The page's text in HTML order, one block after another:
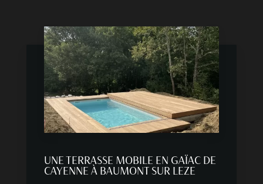
UNE TERRASSE MOBILE EN GAÏAC DE
CAYENNE À BAUMONT SUR LEZE